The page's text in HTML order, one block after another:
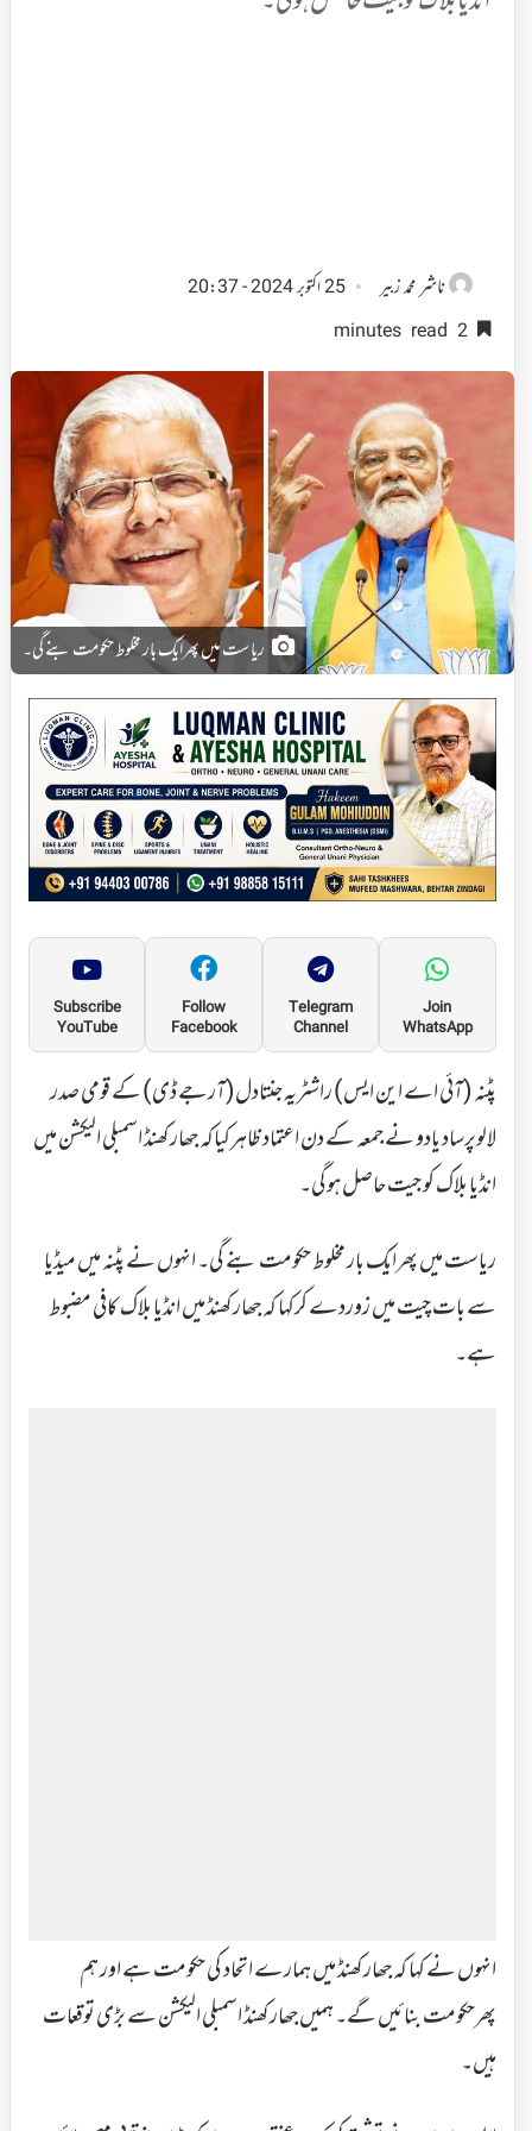
ناشرمحمد زبیر
25 اکتوبر 2024 - 20:37
2 minutes read
ریاست میں پھرایک بار مخلوط حکومت بنے گی۔
Join
WhatsApp
Telegram
Channel
Follow
Facebook
Subscribe
YouTube
پٹنہ (آئی اے این ایس) راشٹریہ جنتادل(آرجے ڈی) کے قومی صدر
لالوپرساد یادو نے جمعہ کے دن اعتماد ظاہرکیاکہ جھارکھنڈ اسمبلی الیکشن میں
انڈیا بلاک کو جیت حاصل ہوگی۔
ریاست میں پھرایک بار مخلوط حکومت بنے گی۔ انہوں نے پٹنہ میں میڈیا
سے بات چیت میں زوردے کرکہا کہ جھارکھنڈ میں انڈیا بلاک کافی مضبوط
ہے۔
انہوں نے کہا کہ جھارکھنڈ میں ہمارے اتحاد کی حکومت ہے اور ہم
پھرحکومت بنائیں گے۔ ہمیں جھارکھنڈ اسمبلی الیکشن سے بڑی توقعات
ہیں۔